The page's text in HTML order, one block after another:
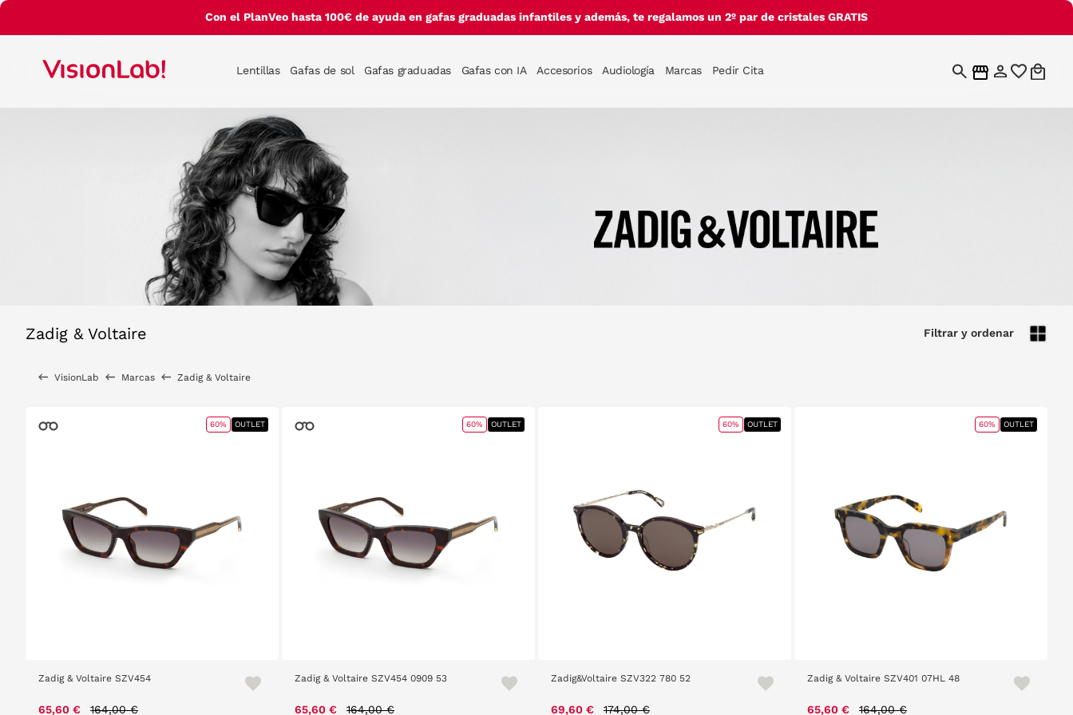
Con el PlanVeo hasta 100€ de ayuda en gafas graduadas infantiles y además, te regalamos un 2º par de cristales GRATIS
Lentillas Gafas de sol Gafas graduadas Gafas con IA Accesorios Audiología Marcas Pedir Cita
Zadig & Voltaire Filtrar y ordenar
VisionLab Marcas Zadig & Voltaire
Zadig & Voltaire SZV454
65,60 € Price reduced from
164,00 €
60% OUTLET
Zadig & Voltaire SZV454 0909 53
65,60 € Price reduced from
164,00 €
60% OUTLET
Zadig&Voltaire SZV322 780 52
69,60 € Price reduced from
174,00 €
60% OUTLET
Zadig & Voltaire SZV401 07HL 48
65,60 € Price reduced from
164,00 €
60% OUTLET